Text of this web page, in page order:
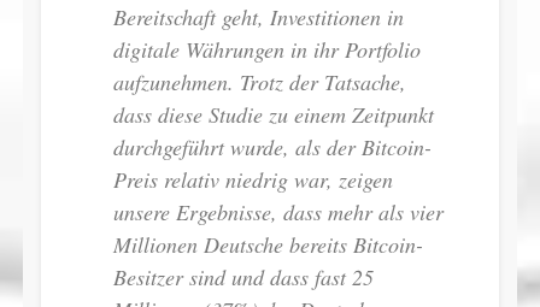
Bereitschaft geht, Investitionen in
digitale Währungen in ihr Portfolio
aufzunehmen. Trotz der Tatsache,
dass diese Studie zu einem Zeitpunkt
durchgeführt wurde, als der Bitcoin-
Preis relativ niedrig war, zeigen
unsere Ergebnisse, dass mehr als vier
Millionen Deutsche bereits Bitcoin-
Besitzer sind und dass fast 25